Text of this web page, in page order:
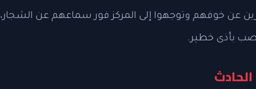
عن خوفهم وتوجهوا إلى المركز فور سماعهم عن الشجار،
يصب بأذى خطير.